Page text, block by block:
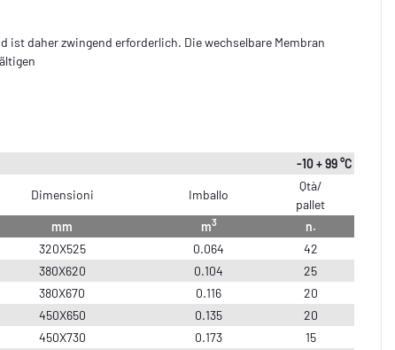
daher zwingend erforderlich. Die wechselbare Membran
-10 + 99 °C
Dimensioni Imballo
Qtà/
pallet
mm m3
n.
320X525 0.064
42
380X620 0.104
25
380X670 0.116
20
450X650 0.135
20
450X730 0.173
15